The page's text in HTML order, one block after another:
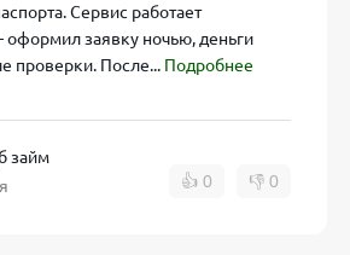
из личного кабинета можно
связи.
всегда готова помочь.
и адрес e-mail представлены в
Сервис работает
оформил заявку ночью, деньги
проверки. После... Подробнее
займ
👍 0 👎 0